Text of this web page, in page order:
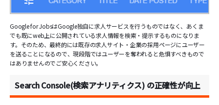
Google for JobsはGoogle独自に求人サービスを行うものではなく、あくま
でも既にweb上に公開されている求人情報を検索・提示するものになりま
す。そのため、最終的には既存の求人サイト・企業の採用ページにユーザー
を送ることになるので、現段階ではユーザーを奪われると危惧すべきもので
はありませんのでご安心ください。
Search Console(検索アナリティクス) の正確性が向上